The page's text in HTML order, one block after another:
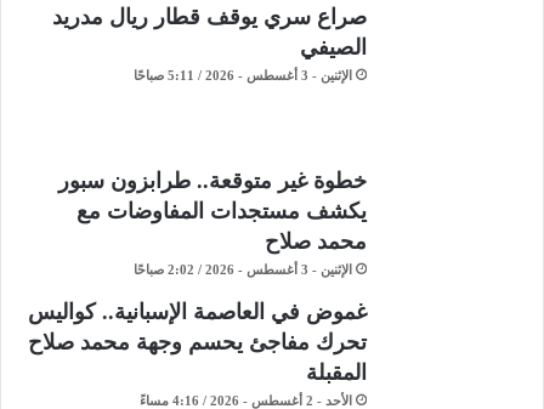
صراع سري يوقف قطار ريال مدريد
الصيفي
الإثنين - 3 أغسطس - 2026 / 5:11 صباحًا
خطوة غير متوقعة.. طرابزون سبور
يكشف مستجدات المفاوضات مع
محمد صلاح
الإثنين - 3 أغسطس - 2026 / 2:02 صباحًا
غموض في العاصمة الإسبانية.. كواليس
تحرك مفاجئ يحسم وجهة محمد صلاح
المقبلة
الأحد - 2 أغسطس - 2026 / 4:16 مساءً